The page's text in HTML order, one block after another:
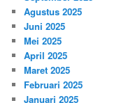
Agustus 2025
Juni 2025
Mei 2025
April 2025
Maret 2025
Februari 2025
Januari 2025